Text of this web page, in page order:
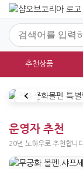
추천상품
대한민국
운영자 추천
20년 노하우로 추천합니